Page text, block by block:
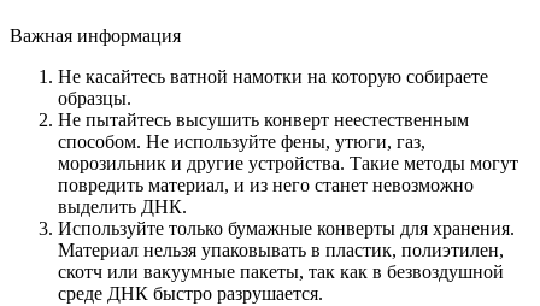
Важная информация
Не касайтесь ватной намотки на которую собираете
образцы.
Не пытайтесь высушить конверт неестественным
способом. Не используйте фены, утюги, газ,
морозильник и другие устройства. Такие методы могут
повредить материал, и из него станет невозможно
выделить ДНК.
Используйте только бумажные конверты для хранения.
Материал нельзя упаковывать в пластик, полиэтилен,
скотч или вакуумные пакеты, так как в безвоздушной
среде ДНК быстро разрушается.